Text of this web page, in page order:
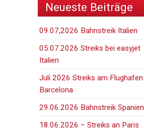
Neueste Beiträge
09.07,2026 Bahnstreik Italien
05.07.2026 Streiks bei easyjet
Italien
Juli 2026 Streiks am Flughafen
Barcelona
29.06.2026 Bahnstreik Spanien
18.06.2026 – Streiks an Paris